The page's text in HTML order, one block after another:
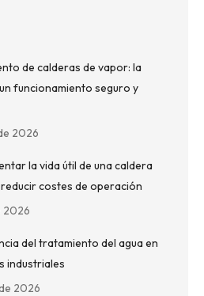
de calderas de vapor: la
funcionamiento seguro y
2026
la vida útil de una caldera
costes de operación
2026
del tratamiento del agua en
industriales
2026